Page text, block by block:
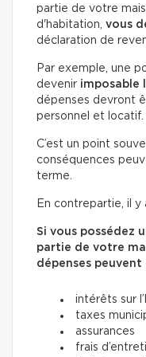
partie de votre
d'habitation, vous
déclaration de
Par exemple, une
devenir imposable
dépenses devront
personnel et locatif.
C’est un point
conséquences
terme.
En contrepartie, il y
Si vous possédez
partie de votre
dépenses
intérêts sur
taxes
assurances
frais